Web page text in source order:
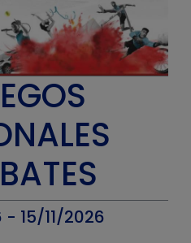
15/11/2026